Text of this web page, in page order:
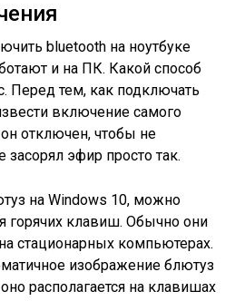
bluetooth на ноутбуке
и на ПК. Какой способ
Перед тем, как подключать
включение самого
отключен, чтобы не
эфир просто так.
на Windows 10, можно
горячих клавиш. Обычно они
стационарных компьютерах.
изображение блютуз
располагается на клавишах